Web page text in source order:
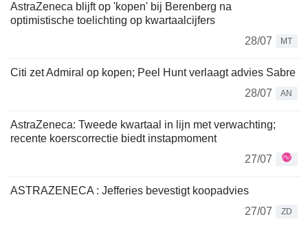
AstraZeneca blijft op 'kopen' bij Berenberg na
optimistische toelichting op kwartaalcijfers
28/07
MT
Citi zet Admiral op kopen; Peel Hunt verlaagt advies Sabre
28/07
AN
AstraZeneca: Tweede kwartaal in lijn met verwachting;
recente koerscorrectie biedt instapmoment
27/07
ASTRAZENECA : Jefferies bevestigt koopadvies
27/07
ZD